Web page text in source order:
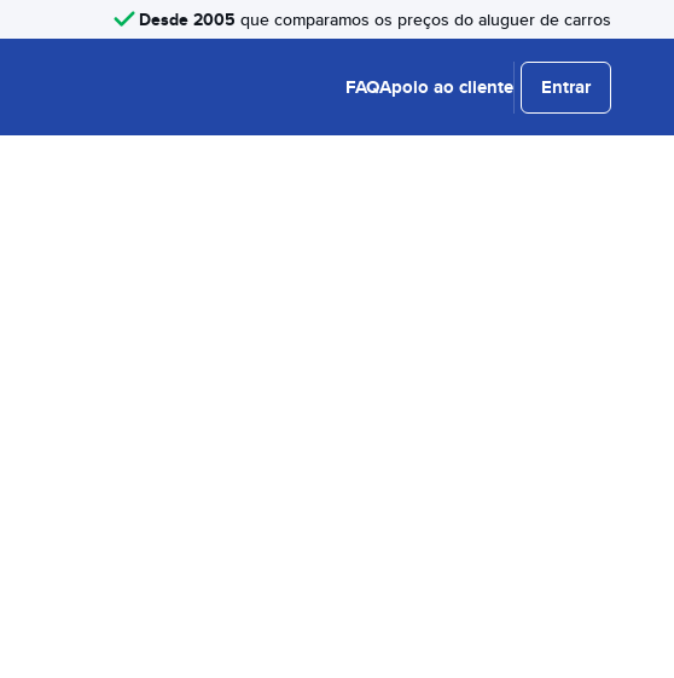
Desde 2005 que comparamos os preços do aluguer de carros
FAQApoio ao cliente Entrar